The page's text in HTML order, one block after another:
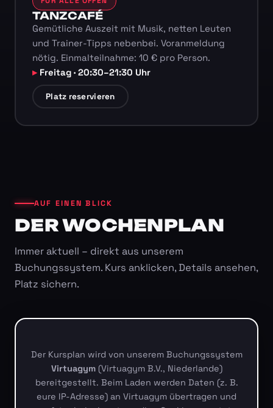
TANZCAFÉ
Gemütliche Auszeit mit Musik, netten Leuten
und Trainer-Tipps nebenbei. Voranmeldung
nötig. Einmalteilnahme: 10 € pro Person.
Freitag · 20:30–21:30 Uhr
Platz reservieren
AUF EINEN BLICK
DER WOCHENPLAN
Immer aktuell – direkt aus unserem
Buchungssystem. Kurs anklicken, Details ansehen,
Platz sichern.
Der Kursplan wird von unserem Buchungssystem
Virtuagym(Virtuagym B.V., Niederlande)
bereitgestellt. Beim Laden werden Daten (z. B.
eure IP-Adresse) an Virtuagym übertragen und